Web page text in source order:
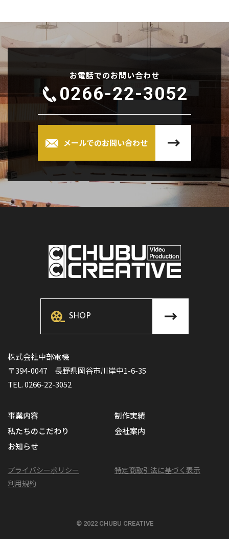
お電話でのお問い合わせ
0266-22-3052
メールでのお問い合わせ
SHOP
株式会社中部電機
〒394-0047 長野県岡谷市川岸中1-6-35
TEL. 0266-22-3052
事業内容
制作実績
私たちのこだわり
会社案内
お知らせ
プライバシーポリシー
特定商取引法に基づく表示
利用規約
© 2022 CHUBU CREATIVE